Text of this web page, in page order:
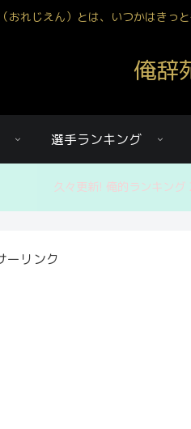
おれじえん）とは、いつかはきっ
俺辞
選手ランキング
久々更新! 俺的ランキング
ーリンク